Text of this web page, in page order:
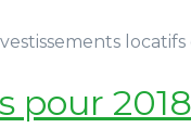
locatifs
pour 2018